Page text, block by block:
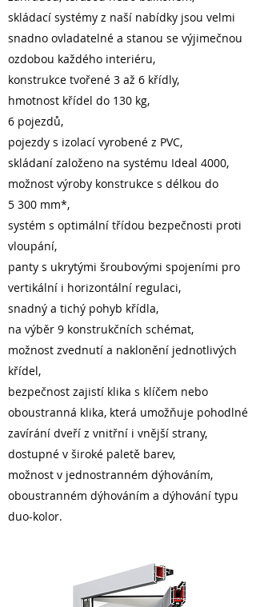
skládací systémy z naší nabídky jsou velmi
snadno ovladatelné a stanou se výjimečnou
ozdobou každého interiéru,
konstrukce tvořené 3 až 6 křídly,
hmotnost křídel do 130 kg,
6 pojezdů,
pojezdy s izolací vyrobené z PVC,
skládaní založeno na systému Ideal 4000,
možnost výroby konstrukce s délkou do
5 300 mm*,
systém s optimální třídou bezpečnosti proti
vloupání,
panty s ukrytými šroubovými spojeními pro
vertikální i horizontální regulaci,
snadný a tichý pohyb křídla,
na výběr 9 konstrukčních schémat,
možnost zvednutí a naklonění jednotlivých
křídel,
bezpečnost zajistí klika s klíčem nebo
oboustranná klika, která umožňuje pohodlné
zavírání dveří z vnitřní i vnější strany,
dostupné v široké paletě barev,
možnost v jednostranném dýhováním,
oboustranném dýhováním a dýhování typu
duo-kolor.